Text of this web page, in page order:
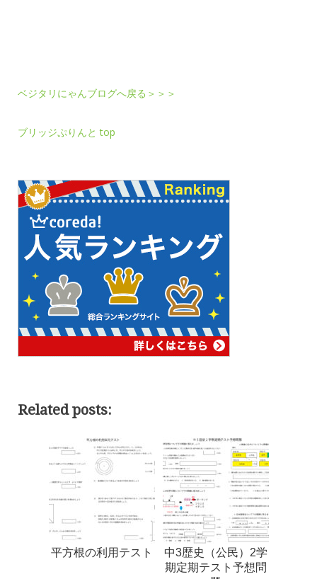
ベジタリにゃんブログへ戻る＞＞＞
ブリッジぷりんと top
Related posts:
平方根の利用テスト
中3歴史（公民）2学
期定期テスト予想問